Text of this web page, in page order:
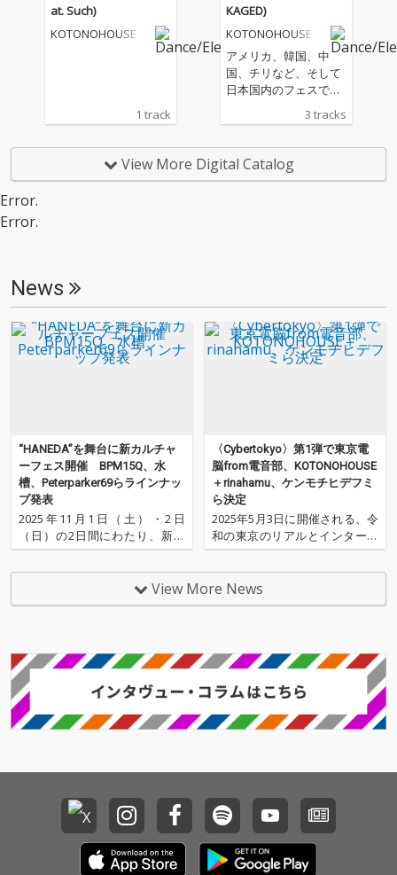
at. Such)
KOTONOHOUSE
1 track
KAGED)
KOTONOHOUSE
アメリカ、韓国、中
国、チリなど、そして
日本国内のフェスでプ
レイし、多くのリスナ
ーと熱狂を共有してき
にリリース！ ダンサブ
ルで勢いがありながら
クションをもとに細か
くブラッシュアップを
重ねたことで、今回の
完成形へとたどり着き
ています！
3 tracks
View More Digital Catalog
Error.
Error.
News
“HANEDA”を舞台に新カルチャ
ーフェス開催 BPM15Q、水
槽、Peterparker69らラインナッ
プ発表
2025年11月1日（土）・2日
（日）の2日間にわたり、新た
なカルチャーフェスティバル
〈HANEDA INNOVATION CROSS
2025〉が開催される。 このイベ
ントは、日本の玄関口・羽田空
〈Cybertokyo〉第1弾で東京電
脳from電音部、KOTONOHOUSE
＋rinahamu、ケンモチヒデフミ
ら決定
2025年5月3日に開催される、令
和の東京のリアルとインターネ
ットを交差する人気ビートメイ
カー、アーティストが集うオー
ルナイトサーキットイベント
〈Cybertokyo〉。 その第1弾出
はもちろん、
View More News